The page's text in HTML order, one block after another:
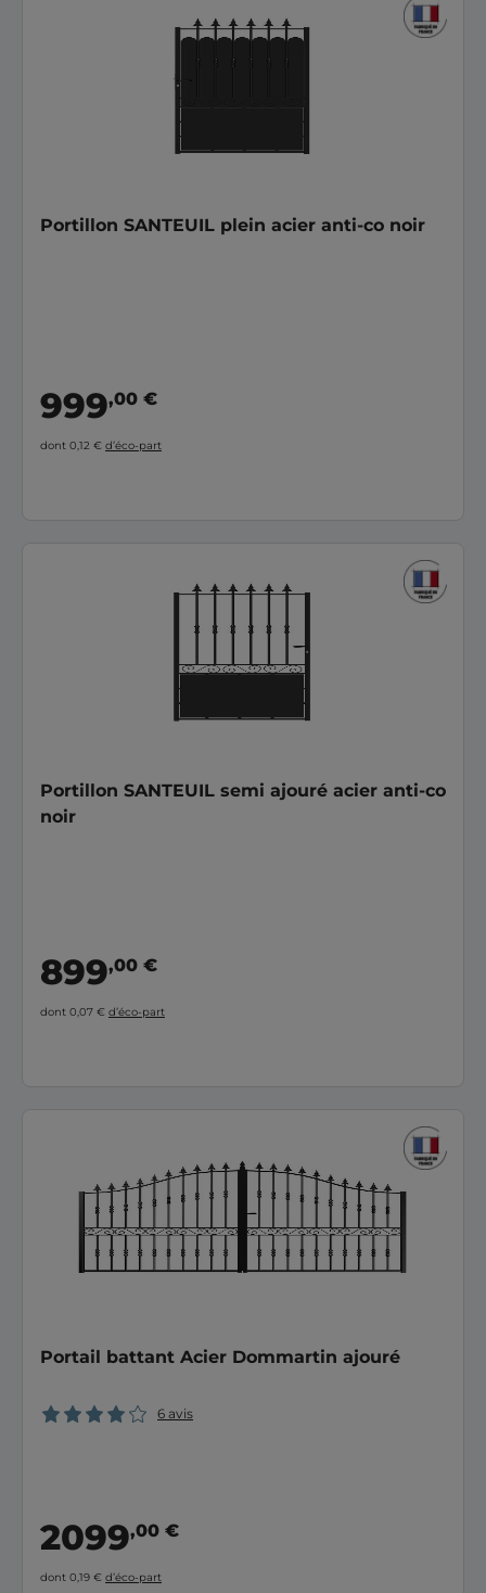
Portillon SANTEUIL plein acier anti-co noir
999,00 €
dont 0,12 € d’éco-part
Portillon SANTEUIL semi ajouré acier anti-co
noir
899,00 €
dont 0,07 € d’éco-part
Portail battant Acier Dommartin ajouré
6 avis
2099,00 €
dont 0,19 € d’éco-part